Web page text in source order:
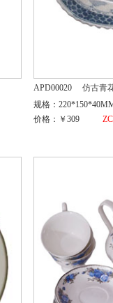
APD00020
仿古青
规格：
价格：￥309
ZC